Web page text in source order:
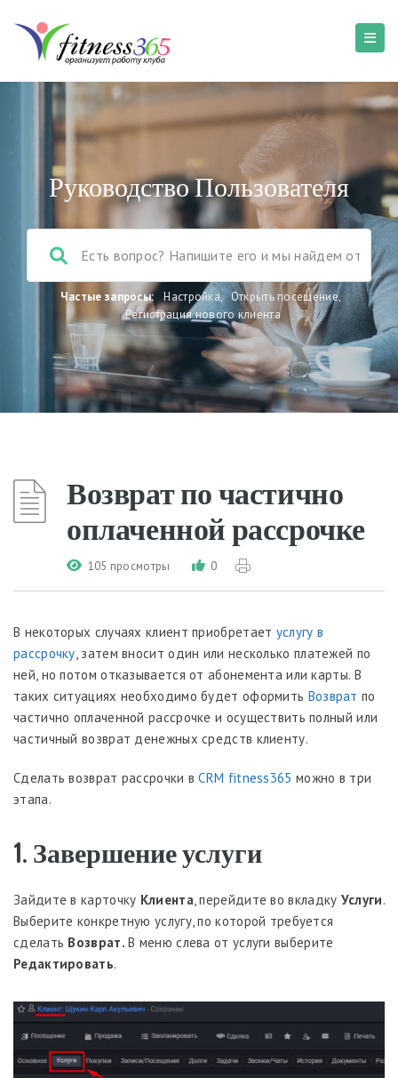
Руководство Пользователя
Частые запросы: Настройка, Открыть посещение,
Регистрация нового клиента
Возврат по частично
оплаченной рассрочке
105 просмотры 0
В некоторых случаях клиент приобретает услугу в
рассрочку, затем вносит один или несколько платежей по
ней, но потом отказывается от абонемента или карты. В
таких ситуациях необходимо будет оформить Возврат по
частично оплаченной рассрочке и осуществить полный или
частичный возврат денежных средств клиенту.
Сделать возврат рассрочки вCRM fitness365 можно в три
этапа.
1. Завершение услуги
Зайдите в карточку Клиента, перейдите во вкладку Услуги.
Выберите конкретную услугу, по которой требуется
сделать Возврат.В меню слева от услуги выберите
Редактировать.